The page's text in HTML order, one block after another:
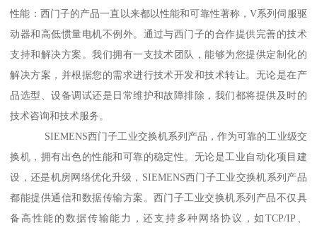
性能：西门子的产品一直以来都以性能和可靠性著称，V系列伺服驱
动器和高低惯量电机不例外。通过与西门子的合作提供完善的技术
支持和解决方案。我们拥有一支技术团队，能够为您提供定制化的
解决方案，并根据您的需求进行技术开发和技术转让。无论是在产
品选型、设备调试还是日常维护和故障排除，我们都将提供及时的
技术咨询和技术服务。
SIEMENS西门子工业交换机系列产品，作为可靠的工业级交
换机，拥有出色的性能和可靠的稳定性。无论是工业自动化项目建
设，还是机房网络优化升级，SIEMENS西门子工业交换机系列产品
都能提供通信和数据传输方案。西门子工业交换机系列产品不仅具
备高性能的数据传输能力，还支持多种网络协议，如TCP/IP、